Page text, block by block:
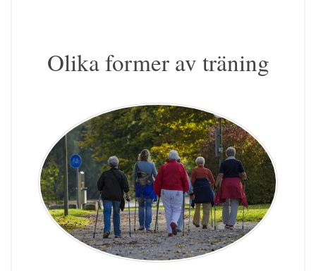
Olika former av träning